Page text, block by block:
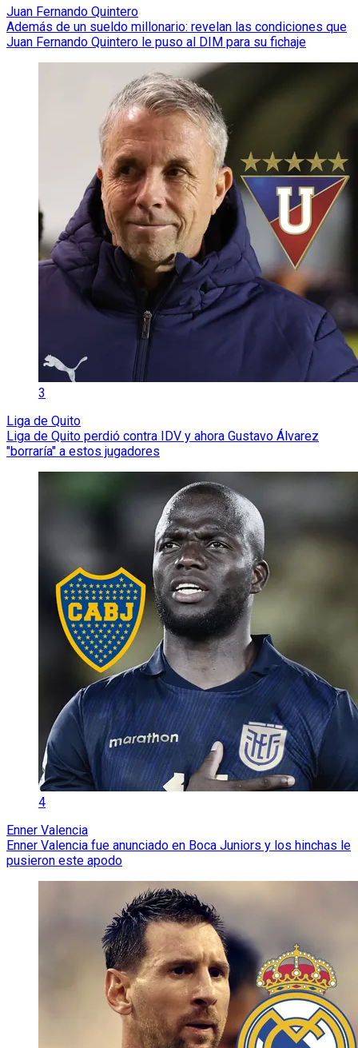
Juan Fernando Quintero
Además de un sueldo millonario: revelan las condiciones que
Juan Fernando Quintero le puso al DIM para su fichaje
3
Liga de Quito
Liga de Quito perdió contra IDV y ahora Gustavo Álvarez
"borraría" a estos jugadores
4
Enner Valencia
Enner Valencia fue anunciado en Boca Juniors y los hinchas le
pusieron este apodo